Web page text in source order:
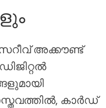
അക്കൗണ്ട്
കാർഡ്